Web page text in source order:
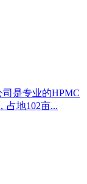
司是专业的HPMC
占地102亩...